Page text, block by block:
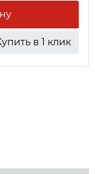
в 1 клик